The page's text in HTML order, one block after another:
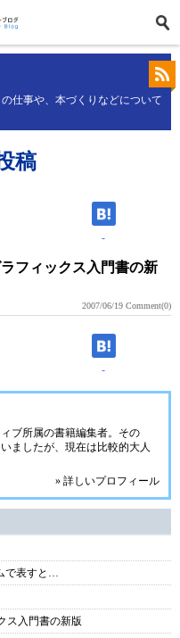
仕事や、本づくりなどについて
稿
-
フィックス入門書の新
2007/06/19 Comment(0)
-
ブ所属の書籍編集者。その
ましたが、現在は比較的大人
» 詳しいプロフィール
で表すと…
ス入門書の新版